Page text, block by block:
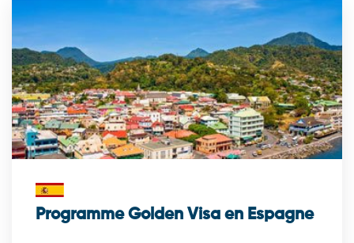
Programme Golden Visa en Espagne